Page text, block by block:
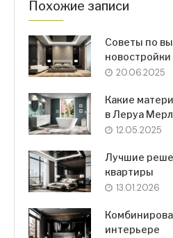
Похожие записи
Советы по
новостройки
20.06.2025
Какие
в Леруа
12.05.2025
Лучшие
квартиры
13.01.2026
интерьере